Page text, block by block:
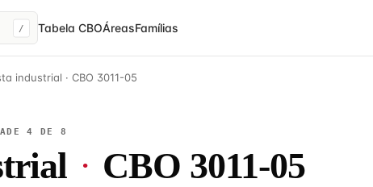
/ Tabela CBOÁreasFamílias
industrial · CBO 3011-05
4 DE 8
· CBO 3011-05